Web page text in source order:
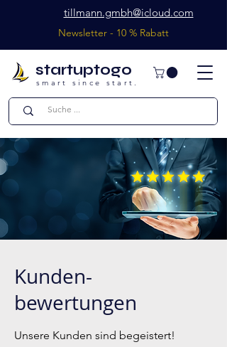
startuptogo
smart since start.
tillmann.gmbh@icloud.com
Newsletter - 10 % Rabatt
Kunden-
bewertungen
Unsere Kunden sind begeistert!